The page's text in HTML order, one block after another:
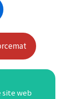
site web